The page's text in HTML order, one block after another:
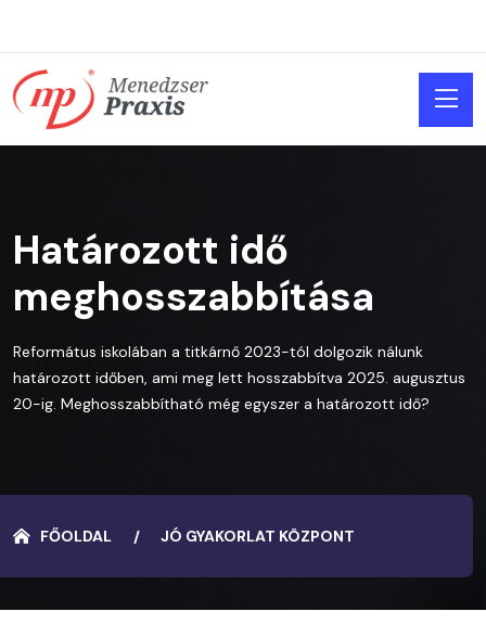
Határozott idő
meghosszabbítása
Református iskolában a titkárnő 2023-tól dolgozik nálunk
határozott időben, ami meg lett hosszabbítva 2025. augusztus
20-ig. Meghosszabbítható még egyszer a határozott idő?
FŐOLDAL JÓ GYAKORLAT KÖZPONT